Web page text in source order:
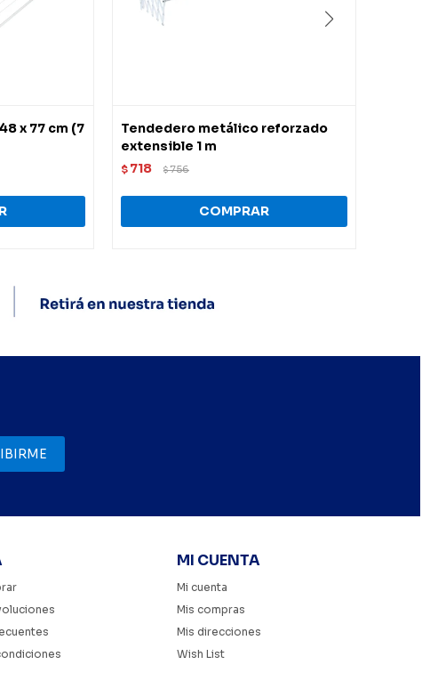
x 77 cm (7
Tendedero metálico reforzado
extensible 1 m
$ 718 $756
MI CUENTA
Mi cuenta
Mis compras
Mis direcciones
Wish List